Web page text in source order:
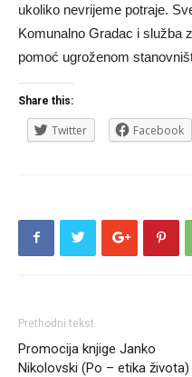
ukoliko nevrijeme potraje.
Komunalno Gradac i služba
pomoć ugroženom
Share this:
Twitter Facebook
Prethodni tekst
Promocija knjige Janko
Nikolovski (Po – etika života)